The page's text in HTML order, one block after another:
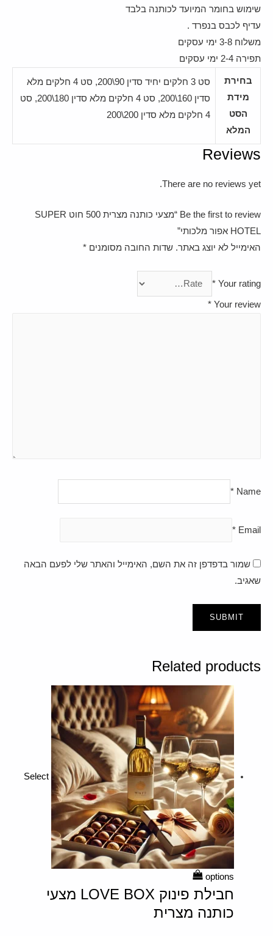
שימוש בחומר המיועד לכותנה בלבד
עדיף לכבס בנפרד .
משלוח 3-8 ימי עסקים
תפירה 2-4 ימי עסקים
בחירת
מידת
הסט
המלא
סט 3 חלקים יחיד סדין 90\200, סט 4 חלקים מלא
סדין 160\200, סט 4 חלקים מלא סדין 180\200, סט
4 חלקים מלא סדין 200\200
Reviews
There are no reviews yet.
Be the first to review “מצעי כותנה מצרית 500 חוט SUPER
HOTEL אפור מלכותי”
האימייל לא יוצג באתר. שדות החובה מסומנים *
Your rating
*
Your review
*
Name
*
Email
*
שמור בדפדפן זה את השם, האימייל והאתר שלי לפעם הבאה
שאגיב.
Related products
Select
options
חבילת פינוק LOVE BOX מצעי
כותנה מצרית